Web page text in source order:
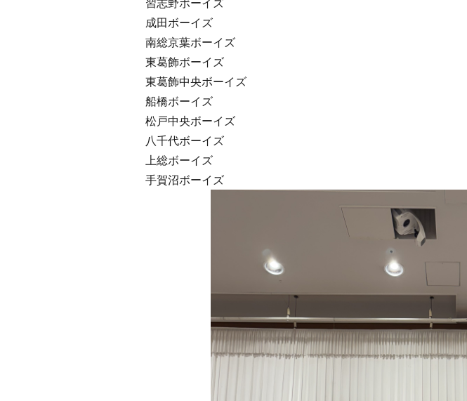
習志野ボーイズ
成田ボーイズ
南総京葉ボーイズ
東葛飾ボーイズ
東葛飾中央ボーイズ
船橋ボーイズ
松戸中央ボーイズ
八千代ボーイズ
上総ボーイズ
手賀沼ボーイズ